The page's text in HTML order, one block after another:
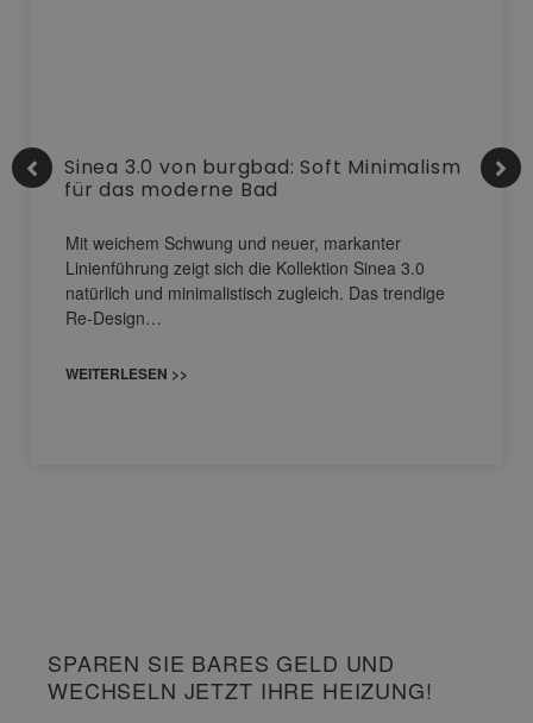
Sinea 3.0 von burgbad: Soft Minimalism
für das moderne Bad
Mit weichem Schwung und neuer, markanter
Linienführung zeigt sich die Kollektion Sinea 3.0
natürlich und minimalistisch zugleich. Das trendige
Re-Design…
WEITERLESEN >>
SPAREN SIE BARES GELD UND
WECHSELN JETZT IHRE HEIZUNG!